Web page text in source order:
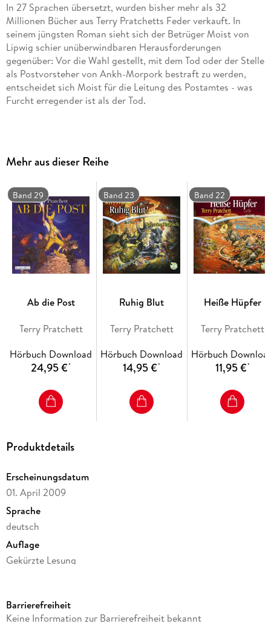
In 27 Sprachen übersetzt, wurden bisher mehr als 32
Millionen Bücher aus Terry Pratchetts Feder verkauft. In
seinem jüngsten Roman sieht sich der Betrüger Moist von
Lipwig schier unüberwindbaren Herausforderungen
gegenüber: Vor die Wahl gestellt, mit dem Tod oder der Stelle
als Postvorsteher von Ankh-Morpork bestraft zu werden,
entscheidet sich Moist für die Leitung des Postamtes - was
Furcht erregender ist als der Tod.
Das Postamt quillt über vor Briefen, die seit Jahrzehnten
nicht zugestellt wurden. Ein Grabmal des lebendigen Wortes,
beginnt das verwahrloste Postamt langsam auch Raum und
Zeit zu beeinflussen, und Moist ist der Einzige, der dem sich
ausbreitenden Verfall Einhalt gebieten kann ...
Mehr aus dieser Reihe
Band 29
Ab die Post
Terry Pratchett
Hörbuch Download
24,95 €*
Band 23
Ruhig Blut
Terry Pratchett
Hörbuch Download
14,95 €*
Band 22
Heiße Hüpfer
Terry Pratchett
Hörbuch
11,95 €*
Produktdetails
Erscheinungsdatum
01. April 2009
Sprache
deutsch
Auflage
Gekürzte Lesung
Dateigröße
Barrierefreiheit
Keine Information zur Barrierefreiheit bekannt